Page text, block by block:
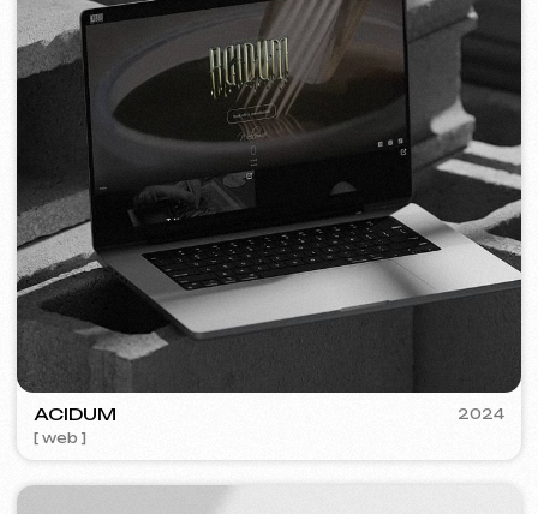
PLAN EVENT AGENCY
[ redesign webu ] [ seo ]
2023
FLAMES